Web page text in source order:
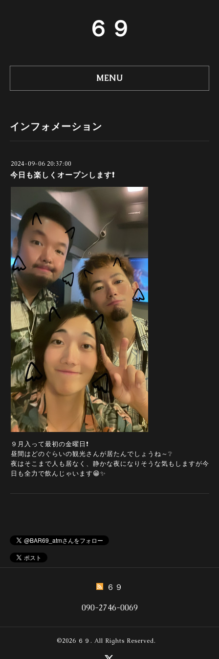
６９
MENU
インフォメーション
2024-09-06 20:37:00
今日も楽しくオープンします❗
９月入って最初の金曜日❗
昼間はどのぐらいの観光さんが居たんでしょうね～❔
夜はそこまで人も居なく、静かな夜になりそうな気もしますが今
日も全力で飲んじゃいます😁✨
６９
090-2746-0069
©2026 ６９ . All Rights Reserved.